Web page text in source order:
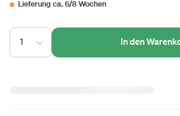
Lieferung ca. 6/8 Wochen
1 In den